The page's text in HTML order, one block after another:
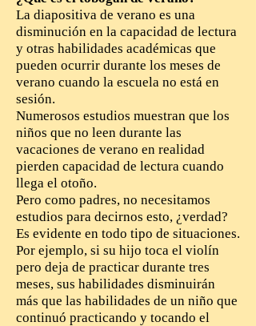
La diapositiva de verano es una
disminución en la capacidad de lectura
y otras habilidades académicas que
pueden ocurrir durante los meses de
verano cuando la escuela no está en
sesión.
Numerosos estudios muestran que los
niños que no leen durante las
vacaciones de verano en realidad
pierden capacidad de lectura cuando
llega el otoño.
Pero como padres, no necesitamos
estudios para decirnos esto, ¿verdad?
Es evidente en todo tipo de situaciones.
Por ejemplo, si su hijo toca el violín
pero deja de practicar durante tres
meses, sus habilidades disminuirán
más que las habilidades de un niño que
continuó practicando y tocando el